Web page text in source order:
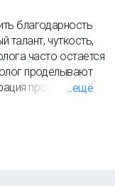
благодарность
талант, чуткость,
часто остается
проделывают
прошла успешно.
спасибо вам
и успехов в
...ещё